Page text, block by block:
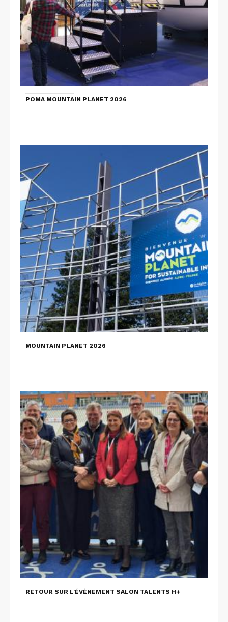
POMA MOUNTAIN PLANET 2026
MOUNTAIN PLANET 2026
RETOUR SUR L'ÉVÈNEMENT SALON TALENTS H+